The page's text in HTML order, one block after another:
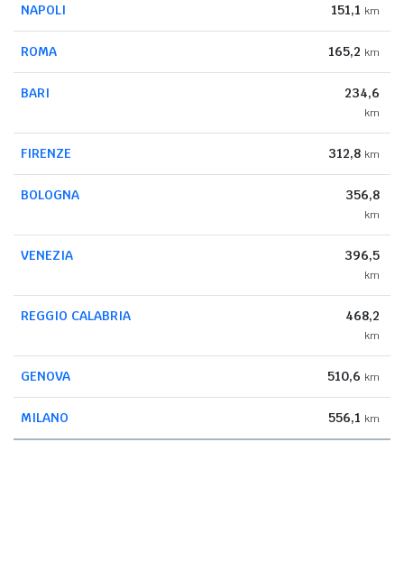
NAPOLI 151,1 km
ROMA 165,2 km
BARI 234,6
km
FIRENZE 312,8 km
BOLOGNA 356,8
km
VENEZIA 396,5
km
REGGIO CALABRIA 468,2
km
GENOVA 510,6 km
MILANO 556,1 km